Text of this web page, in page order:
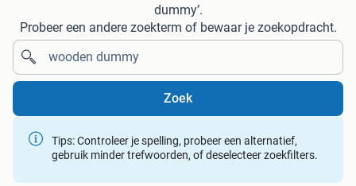
dummy’.
Probeer een andere zoekterm of bewaar je zoekopdracht.
Zoek
Tips: Controleer je spelling, probeer een alternatief,
gebruik minder trefwoorden, of deselecteer zoekfilters.